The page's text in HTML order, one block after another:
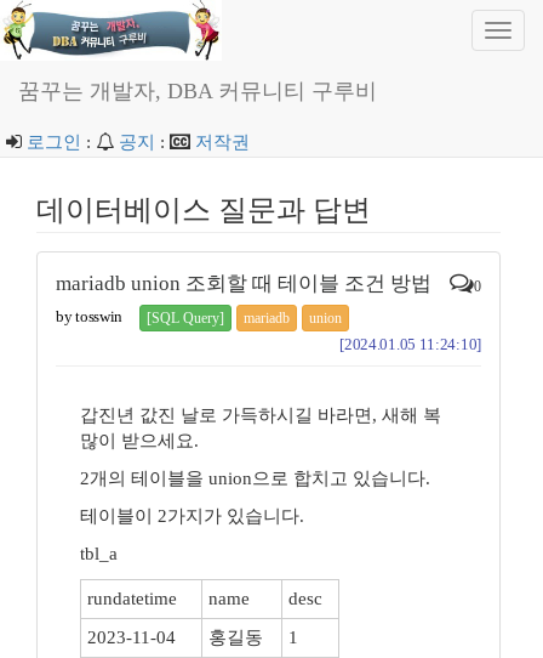
꿈꾸는 개발자, DBA 커뮤니티 구루비
로그인 : 공지 : 저작권
데이터베이스 질문과 답변
mariadb union 조회할 때 테이블 조건 방법 0
by tosswin [SQL Query] mariadb union
[2024.01.05 11:24:10]
갑진년 값진 날로 가득하시길 바라면, 새해 복
많이 받으세요.
2개의 테이블을 union으로 합치고 있습니다.
테이블이 2가지가 있습니다.
tbl_a
rundatetime name
desc
2023-11-04
홍길동
1